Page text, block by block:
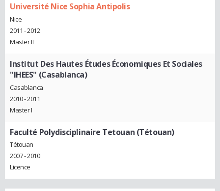
Université Nice Sophia Antipolis
Nice
2011 - 2012
Master II
Institut Des Hautes Études Économiques Et Sociales
"IHEES" (Casablanca)
Casablanca
2010 - 2011
Master I
Faculté Polydisciplinaire Tetouan (Tétouan)
Tétouan
2007 - 2010
Licence